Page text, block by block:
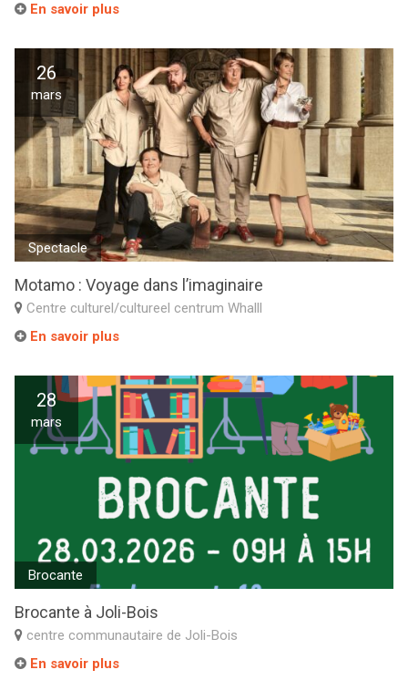
En savoir plus
26
mars
Spectacle
Motamo : Voyage dans l’imaginaire
Centre culturel/cultureel centrum Whalll
En savoir plus
28
mars
Brocante
Brocante à Joli-Bois
centre communautaire de Joli-Bois
En savoir plus